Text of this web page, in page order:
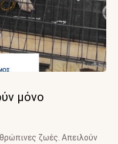
μόνο
ζωές. Απειλούν